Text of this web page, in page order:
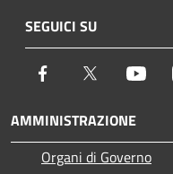
SEGUICI SU
Facebook Twitter
AMMINISTRAZIONE
Organi di Governo